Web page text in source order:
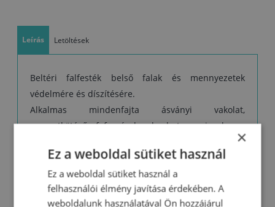
Leírás Letöltések
Beltéri falfesték belső falak és mennyezetek
védelmére és díszítésére.
Alkalmas mindenfajta ásványi vakolat,
cementkötésű faforgácslapok, beton, gipszkaron
lapok, üvegszálas tapéta, papír dombornyomott
tapéta és régi bevonatok gyakori felújítására.
Tulajdonságok:
- könnyen felvihető
×
Ez a weboldal sütiket használ
Ez a weboldal sütiket használ a
felhasználói élmény javítása érdekében. A
weboldalunk használatával Ön hozzájárul